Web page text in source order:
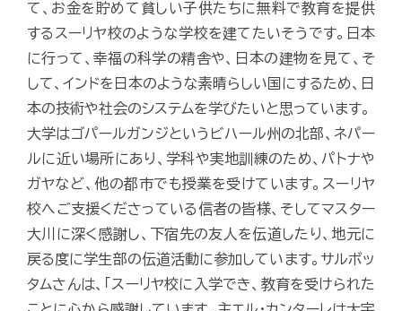
て、お金を貯めて貧しい子供たちに無料で教育を提供
するスーリヤ校のような学校を建てたいそうです。日本
に行って、幸福の科学の精舎や、日本の建物を見て、そ
して、インドを日本のような素晴らしい国にするため、日
本の技術や社会のシステムを学びたいと思っています。
大学はゴパールガンジというビハール州の北部、ネパー
ルに近い場所にあり、学科や実地訓練のため、パトナや
ガヤなど、他の都市でも授業を受けています。スーリヤ
校へご支援くださっている信者の皆様、そしてマスター
大川に深く感謝し、下宿先の友人を伝道したり、地元に
戻る度に学生部の伝道活動に参加しています。サルボッ
タムさんは、「スーリヤ校に入学でき、教育を受けられた